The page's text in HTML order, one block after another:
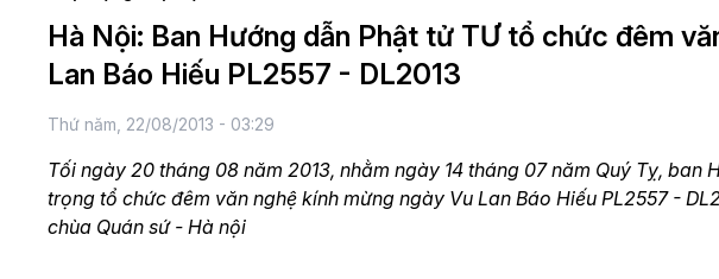
Hà Nội: Ban Hướng dẫn Phật tử TƯ tổ chức đêm
Lan Báo Hiếu PL2557 - DL2013
Thứ năm, 22/08/2013 - 03:29
Tối ngày 20 tháng 08 năm 2013, nhằm ngày 14 tháng 07 năm Quý Tỵ, ban
trọng tổ chức đêm văn nghệ kính mừng ngày Vu Lan Báo Hiếu PL2557 -
chùa Quán sứ - Hà nội